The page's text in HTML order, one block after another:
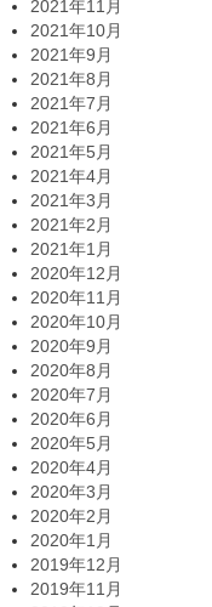
2021年11月
2021年10月
2021年9月
2021年8月
2021年7月
2021年6月
2021年5月
2021年4月
2021年3月
2021年2月
2021年1月
2020年12月
2020年11月
2020年10月
2020年9月
2020年8月
2020年7月
2020年6月
2020年5月
2020年4月
2020年3月
2020年2月
2020年1月
2019年12月
2019年11月